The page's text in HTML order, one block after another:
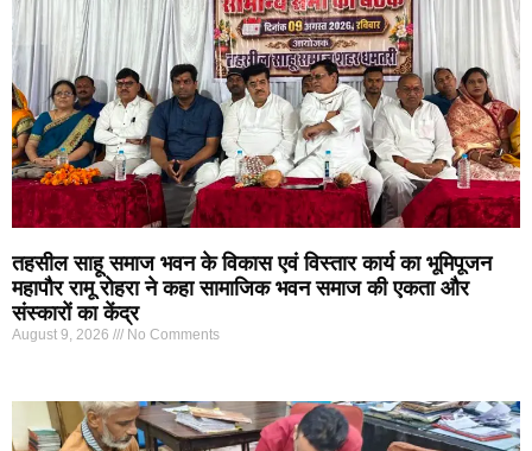
तहसील साहू समाज भवन के विकास एवं विस्तार कार्य का भूमिपूजन
महापौर रामू रोहरा ने कहा सामाजिक भवन समाज की एकता और
संस्कारों का केंद्र
August 9, 2026 No Comments